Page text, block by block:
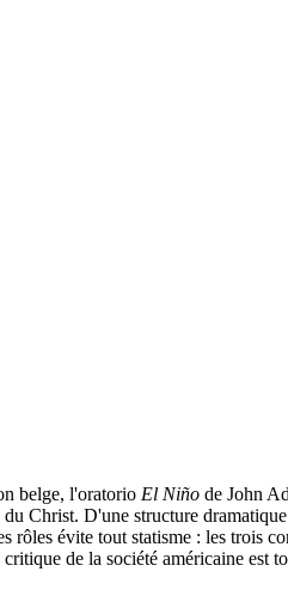
belge, l'oratorio El Niño de John
Christ. D'une structure
évite tout statisme : les trois
de la société américaine est